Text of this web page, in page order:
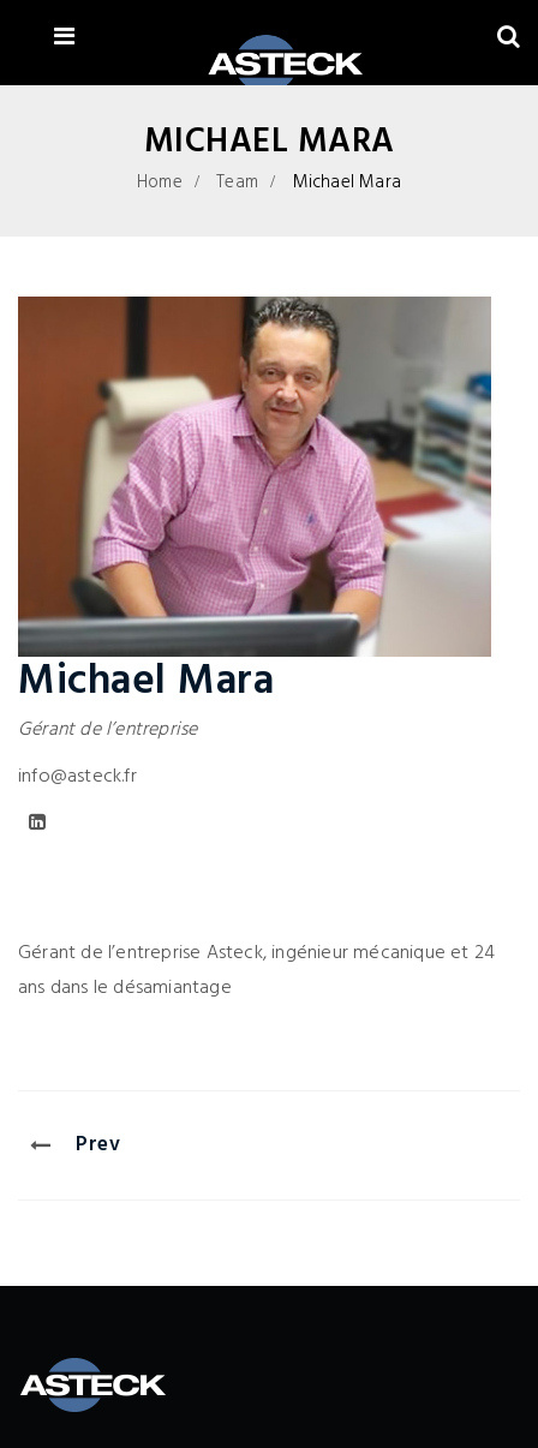
MICHAEL MARA
Home Team Michael Mara
Michael Mara
Gérant de l’entreprise
info@asteck.fr
Gérant de l’entreprise Asteck, ingénieur mécanique et 24
ans dans le désamiantage
Prev